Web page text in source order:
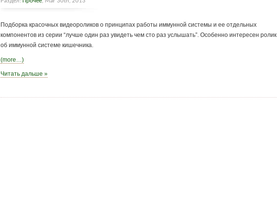
Подборка красочных видеороликов о принципах работы иммунной системы и ее отдельных
компонентов из серии “лучше один раз увидеть чем сто раз услышать”. Особенно интересен ролик
об иммунной системе кишечника.
(more…)
Читать дальше »